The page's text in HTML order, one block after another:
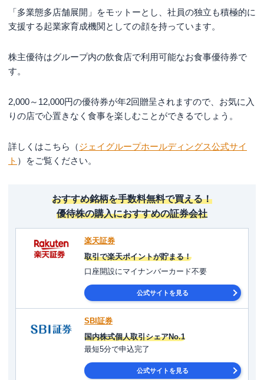
「多業態多店舗展開」をモットーとし、社員の独立も積極的に
支援する起業家育成機関としての顔を持っています。
株主優待はグループ内の飲食店で利用可能なお食事優待券で
す。
2,000～12,000円の優待券が年2回贈呈されますので、お気に入
りの店で心置きなく食事を楽しむことができるでしょう。
詳しくはこちら（ジェイグループホールディングス公式サイ
ト ）をご覧ください。
おすすめ銘柄を手数料無料で買える！
優待株の購入におすすめの証券会社
楽天証券
取引で楽天ポイントが貯まる！
口座開設にマイナンバーカード不要
公式サイトを見る
SBI証券
国内株式個人取引シェアNo.1
最短5分で申込完了
公式サイトを見る